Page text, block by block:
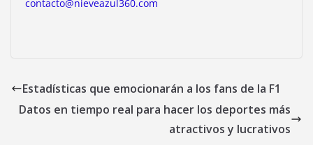
contacto@nieveazul360.com
Estadísticas que emocionarán a los fans de la F1
Datos en tiempo real para hacer los deportes más
atractivos y lucrativos